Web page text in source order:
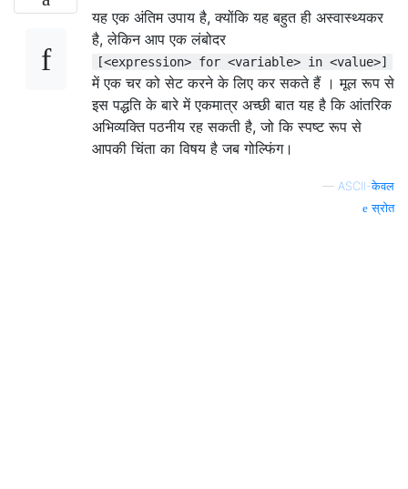
यह एक अंतिम उपाय है, क्योंकि यह बहुत ही अस्वास्थ्यकर
है, लेकिन आप एक लंबोदर
[<expression> for <variable> in <value>]
में एक चर को सेट करने के लिए कर सकते हैं । मूल रूप से
इस पद्धति के बारे में एकमात्र अच्छी बात यह है कि आंतरिक
अभिव्यक्ति पठनीय रह सकती है, जो कि स्पष्ट रूप से
आपकी चिंता का विषय है जब गोल्फिंग।
— ASCII-केवल
स्रोत